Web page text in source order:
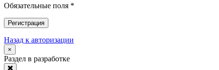
Обязательные поля *
Регистрация
Назад к авторизации
×
Раздел в разработке